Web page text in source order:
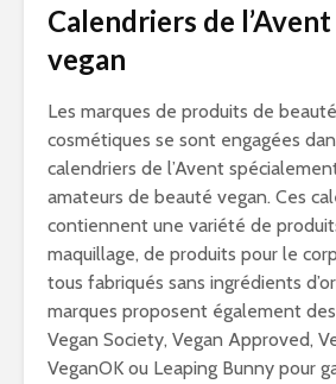
Calendriers de
vegan
Les marques de produits de
cosmétiques se sont engagées
calendriers de l’Avent
amateurs de beauté vegan. Ces
contiennent une variété de
maquillage, de produits pour le
tous fabriqués sans ingrédients
marques proposent également
Vegan Society, Vegan Approved,
VeganOK ou Leaping Bunny pour